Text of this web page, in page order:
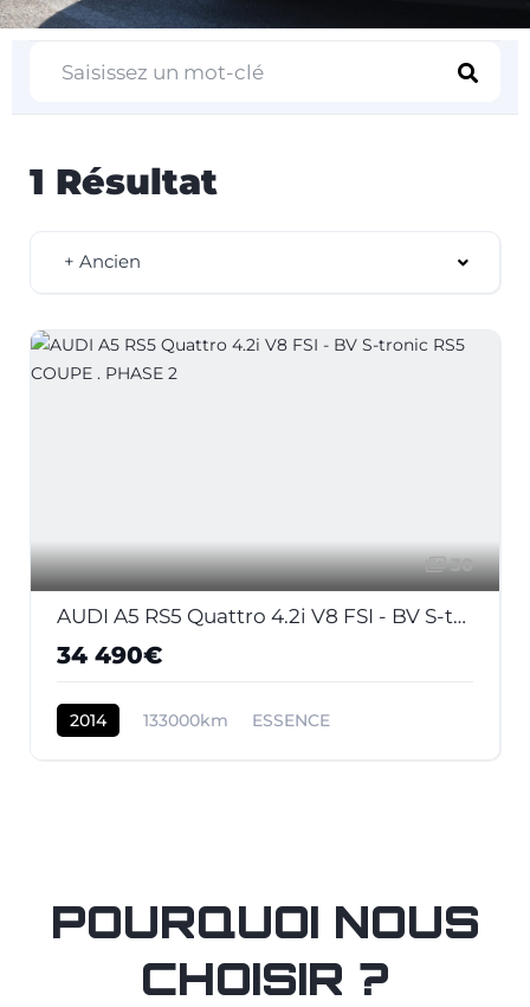
1 Résultat
+ Ancien
30
AUDI A5 RS5 Quattro 4.2i V8 FSI - BV S-tronic RS5 COUPE . PHASE 2
34 490€
2014 133000km ESSENCE
POURQUOI NOUS
CHOISIR ?